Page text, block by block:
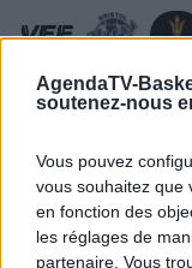
AgendaTV-
soutenez-nous
Vous pouvez
vous souhaitez que
en fonction des
les réglages de
partenaire. Vous